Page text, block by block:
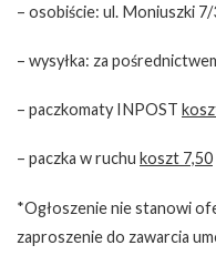
– osobiście: ul. Moniuszki
– wysyłka: za
– paczkomaty INPOST
– paczka w ruchu koszt 7,50
*Ogłoszenie nie stanowi
zaproszenie do zawarcia